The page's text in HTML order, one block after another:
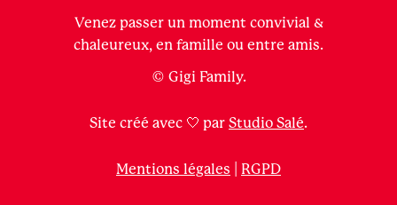
Venez passer un moment convivial &
chaleureux, en famille ou entre amis.
© Gigi Family.
Site créé avec 🤍 par Studio Salé.
Mentions légales RGPD